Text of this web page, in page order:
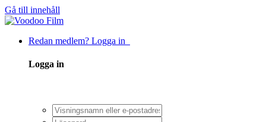
Gå till innehåll
Redan medlem? Logga in
Logga in